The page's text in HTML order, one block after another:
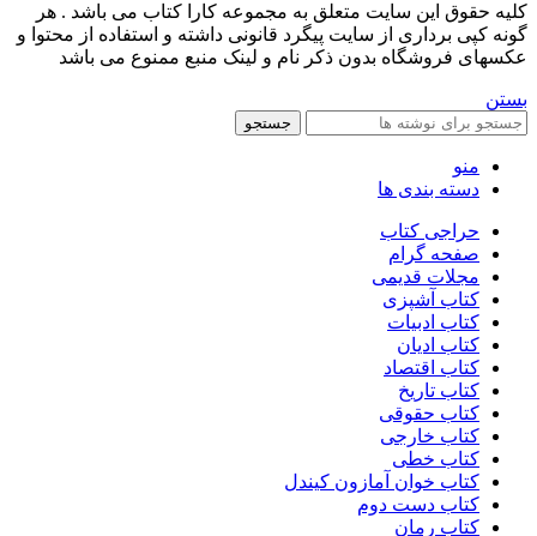
کليه حقوق اين سايت متعلق به مجموعه کارا کتاب می باشد . هر
گونه کپی برداری از سایت پیگرد قانونی داشته و استفاده از محتوا و
عکسهای فروشگاه بدون ذکر نام و لینک منبع ممنوع می باشد
بستن
جستجو
منو
دسته بندی ها
حراجی کتاب
صفحه گرام
مجلات قدیمی
کتاب آشپزی
کتاب ادبیات
کتاب ادیان
کتاب اقتصاد
کتاب تاریخ
کتاب حقوقی
کتاب خارجی
کتاب خطی
کتاب خوان آمازون کیندل
کتاب دست دوم
کتاب رمان